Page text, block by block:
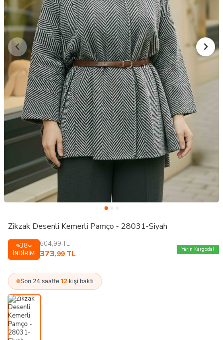
Zikzak Desenli Kemerli Pamço - 28031-Siyah
%38
İNDIRIM
604,99TL
373,99 TL
Yarın Kargoda!
Son 24 saatte 12 kişi baktı